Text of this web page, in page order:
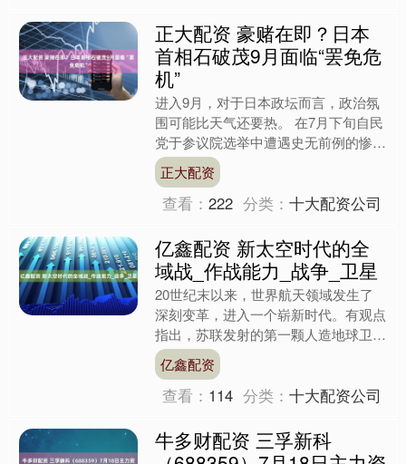
正大配资 豪赌在即？日本
首相石破茂9月面临“罢免危
机”
进入9月，对于日本政坛而言，政治氛
围可能比天气还要热。 在7月下旬自民
党于参议院选举中遭遇史无前例的惨败
后，首相石破茂所在的自民党内关
于“罢免石破茂”的追责声音....
正大配资
查看：222 分类：十大配资公司
亿鑫配资 新太空时代的全
域战_作战能力_战争_卫星
20世纪末以来，世界航天领域发生了
深刻变革，进入一个崭新时代。有观点
指出，苏联发射的第一颗人造地球卫星
标志着第一太空时代的到来，这个以冷
战对抗为主要特征的人类太....
亿鑫配资
查看： 114 分类：十大配资公司
牛多财配资 三孚新科